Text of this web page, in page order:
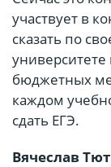
участвует в
сказать по
бюджетных
каждом
сдать ЕГЭ.
Вячеслав